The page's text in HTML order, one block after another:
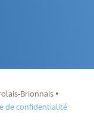
Brionnais •
de confidentialité